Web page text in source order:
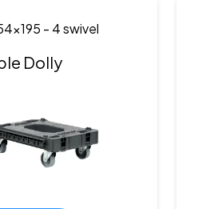
- 4 swivel
Dolly